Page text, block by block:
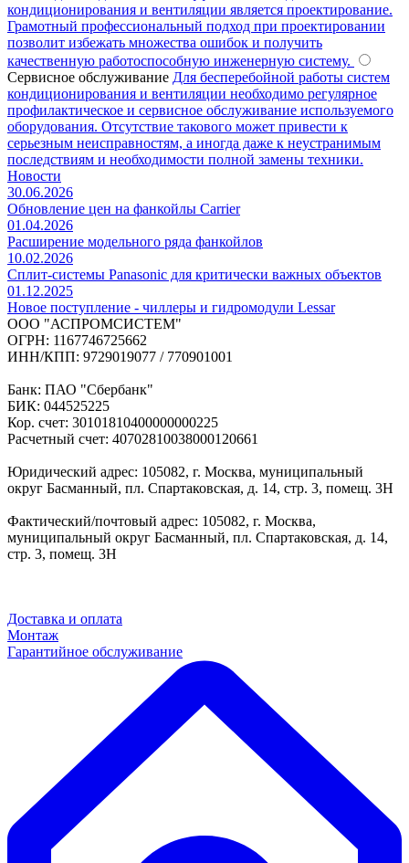
кондиционирования и вентиляции является проектирование.
Грамотный профессиональный подход при проектировании
позволит избежать множества ошибок и получить
качественную работоспособную инженерную систему.
Сервисное обслуживание Для бесперебойной работы систем
кондиционирования и вентиляции необходимо регулярное
профилактическое и сервисное обслуживание используемого
оборудования. Отсутствие такового может привести к
серьезным неисправностям, а иногда даже к неустранимым
последствиям и необходимости полной замены техники.
Новости
30.06.2026
Обновление цен на фанкойлы Carrier
01.04.2026
Расширение модельного ряда фанкойлов
10.02.2026
Сплит-системы Panasonic для критически важных объектов
01.12.2025
Новое поступление - чиллеры и гидромодули Lessar
ООО "АСПРОМСИСТЕМ"
ОГРН: 1167746725662
ИНН/КПП: 9729019077 / 770901001
Банк: ПАО "Сбербанк"
БИК: 044525225
Кор. счет: 30101810400000000225
Расчетный счет: 40702810038000120661
Юридический адрес: 105082, г. Москва, муниципальный
округ Басманный, пл. Спартаковская, д. 14, стр. 3, помещ. 3Н
Фактический/почтовый адрес: 105082, г. Москва,
муниципальный округ Басманный, пл. Спартаковская, д. 14,
стр. 3, помещ. 3Н
Доставка и оплата
Монтаж
Гарантийное обслуживание